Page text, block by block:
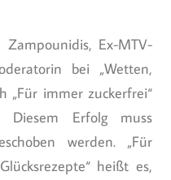
Zampounidis, Ex-MTV-
bei „Wetten,
„Für immer zuckerfrei“
Diesem Erfolg muss
werden. „Für
heißt es,